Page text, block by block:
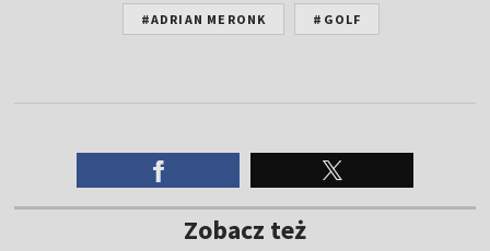
#ADRIAN MERONK #GOLF
Zobacz też